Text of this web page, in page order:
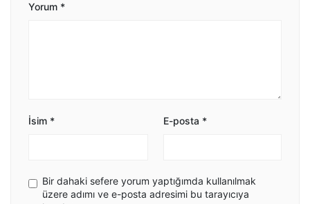
Yorum *
İsim * E-posta *
Bir dahaki sefere yorum yaptığımda kullanılmak
üzere adımı ve e-posta adresimi bu tarayıcıya